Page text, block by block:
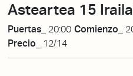
Asteartea 15
Puertas_ 20:00 Comienzo_
Precio_
12/14